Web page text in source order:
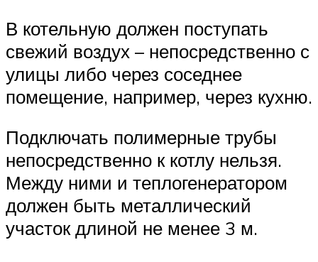
В котельную должен поступать
свежий воздух – непосредственно с
улицы либо через соседнее
помещение, например, через кухню.
Подключать полимерные трубы
непосредственно к котлу нельзя.
Между ними и теплогенератором
должен быть металлический
участок длиной не менее 3 м.